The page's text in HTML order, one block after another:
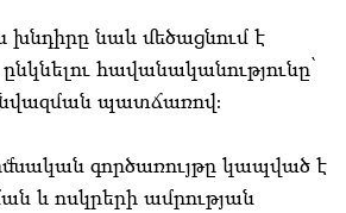
խնդիրը նաև մեծացնում է
հավանականությունը՝
պատճառով։
գործառույթը կապված է
և ոսկրերի ամրության